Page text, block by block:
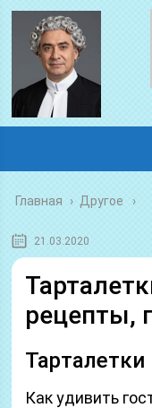
Главная › Другое
21.03.2020
рецепты,
Тарталетки
Как удивить